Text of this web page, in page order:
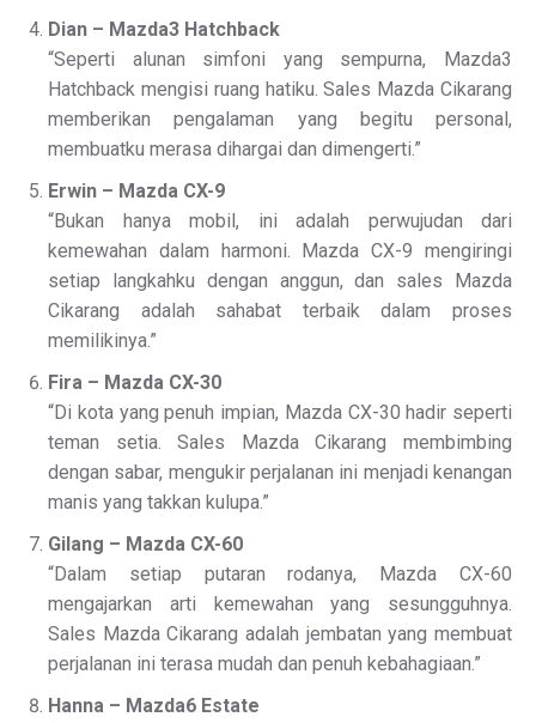
Dian – Mazda3 Hatchback
“Seperti alunan simfoni yang sempurna, Mazda3
Hatchback mengisi ruang hatiku. Sales Mazda Cikarang
memberikan pengalaman yang begitu personal,
membuatku merasa dihargai dan dimengerti.”
Erwin – Mazda CX-9
“Bukan hanya mobil, ini adalah perwujudan dari
kemewahan dalam harmoni. Mazda CX-9 mengiringi
setiap langkahku dengan anggun, dan sales Mazda
Cikarang adalah sahabat terbaik dalam proses
memilikinya.”
Fira – Mazda CX-30
“Di kota yang penuh impian, Mazda CX-30 hadir seperti
teman setia. Sales Mazda Cikarang membimbing
dengan sabar, mengukir perjalanan ini menjadi kenangan
manis yang takkan kulupa.”
Gilang – Mazda CX-60
“Dalam setiap putaran rodanya, Mazda CX-60
mengajarkan arti kemewahan yang sesungguhnya.
Sales Mazda Cikarang adalah jembatan yang membuat
perjalanan ini terasa mudah dan penuh kebahagiaan.”
Hanna – Mazda6 Estate